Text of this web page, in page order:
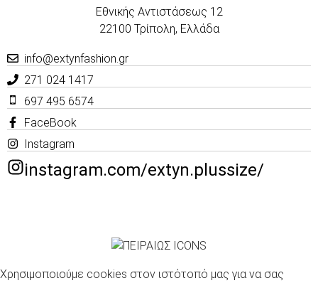
Εθνικής Αντιστάσεως 12
22100 Τρίπολη, Ελλάδα
info@extynfashion.gr
271 024 1417
697 495 6574
FaceBook
Instagram
instagram.com/extyn.plussize/
Χρησιμοποιούμε cookies στον ιστότοπό μας για να σας